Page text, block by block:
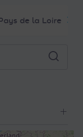
de la Loire